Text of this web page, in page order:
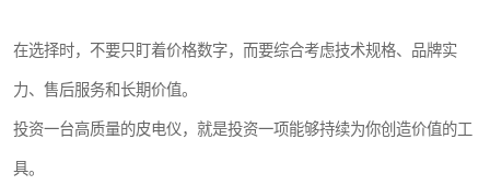
在选择时，不要只盯着价格数字，而要综合考虑技术规格、品牌实
力、售后服务和长期价值。
投资一台高质量的皮电仪，就是投资一项能够持续为你创造价值的工
具。